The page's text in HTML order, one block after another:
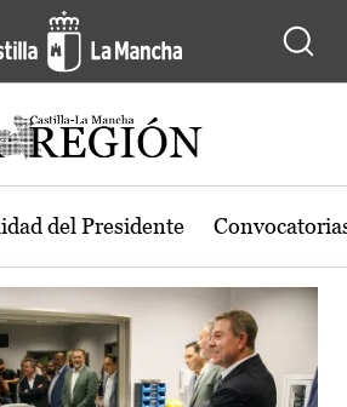
la región de Castilla-
del Presidente